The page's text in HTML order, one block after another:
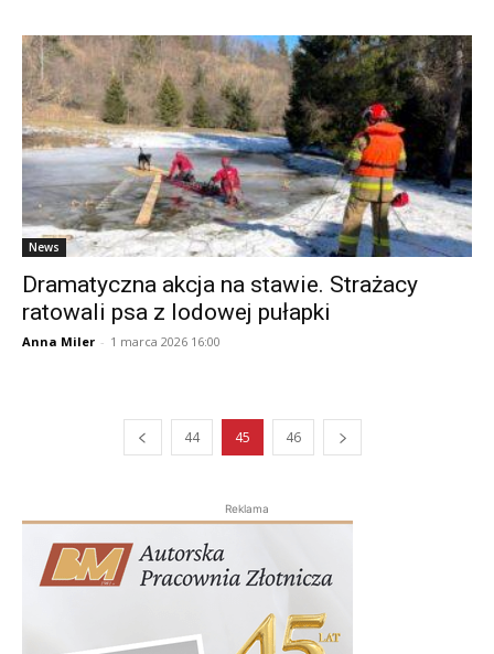
News
Dramatyczna akcja na stawie. Strażacy
ratowali psa z lodowej pułapki
Anna Miler - 1 marca 2026 16:00
44 45 46
Reklama